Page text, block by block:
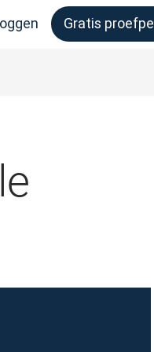
behoefte aan heeft
Gratis